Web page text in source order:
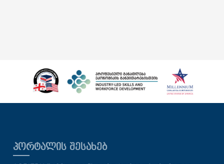
ᲞᲝᲠᲢᲐᲚᲘᲡ ᲨᲔᲡᲐᲮᲔᲑ